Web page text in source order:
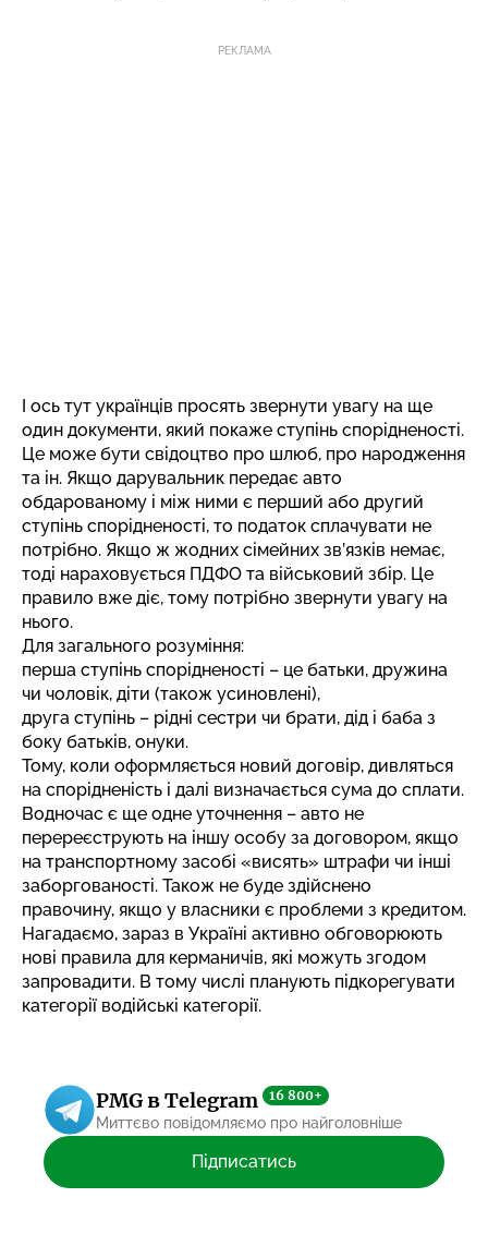
РЕКЛАМА
І ось тут українців просять звернути увагу на ще
один документи, який покаже ступінь спорідненості.
Це може бути свідоцтво про шлюб, про народження
та ін. Якщо дарувальник передає авто
обдарованому і між ними є перший або другий
ступінь спорідненості, то податок сплачувати не
потрібно. Якщо ж жодних сімейних зв’язків немає,
тоді нараховується ПДФО та військовий збір. Це
правило вже діє, тому потрібно звернути увагу на
нього.
Для загального розуміння:
перша ступінь спорідненості – це батьки, дружина
чи чоловік, діти (також усиновлені),
друга ступінь – рідні сестри чи брати, дід і баба з
боку батьків, онуки.
Тому, коли оформляється новий договір, дивляться
на спорідненість і далі визначається сума до сплати.
Водночас є ще одне уточнення – авто не
перереєструють на іншу особу за договором, якщо
на транспортному засобі «висять» штрафи чи інші
заборгованості. Також не буде здійснено
правочину, якщо у власники є проблеми з кредитом.
Нагадаємо, зараз в Україні активно обговорюють
нові правила для керманичів, які можуть згодом
запровадити. В тому числі планують підкорегувати
категорії водійські категорії.
PMG в Telegram 16 800+
Миттєво повідомляємо про найголовніше
Підписатись